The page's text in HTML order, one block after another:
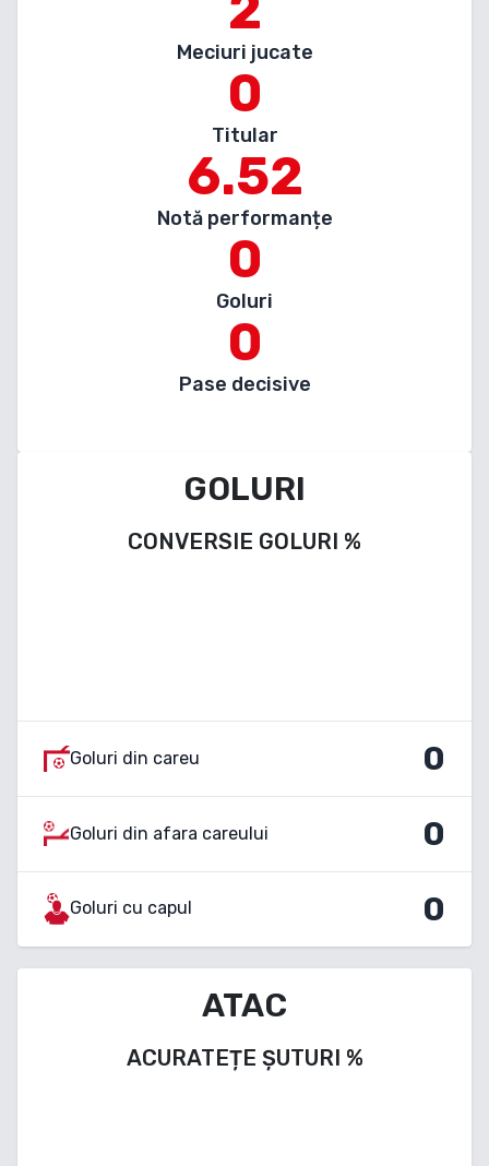
Meciuri jucate
0
Titular
6.52
Notă performanțe
0
Goluri
0
Pase decisive
GOLURI
CONVERSIE GOLURI %
Goluri din careu 0
Goluri din afara careului 0
Goluri cu capul 0
ATAC
ACURATEȚE ȘUTURI %